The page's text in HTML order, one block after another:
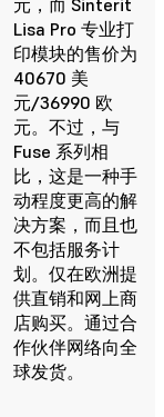
元，而 Sinterit
Lisa Pro 专业打
印模块的售价为
40670 美
元/36990 欧
元。不过，与
Fuse 系列相
比，这是一种手
动程度更高的解
决方案，而且也
不包括服务计
划。仅在欧洲提
供直销和网上商
店购买。通过合
作伙伴网络向全
球发货。